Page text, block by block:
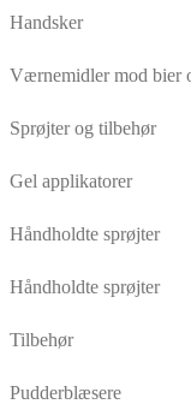
Handsker
Værnemidler mod bier
Sprøjter og tilbehør
Gel applikatorer
Håndholdte sprøjter
Håndholdte sprøjter
Tilbehør
Pudderblæsere